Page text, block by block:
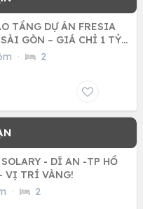
TẦNG DỰ ÁN FRESIA
GÒN – GIÁ CHỈ 1 TỶ
· 2
- DĨ AN -TP HỒ
VỊ TRÍ VÀNG!
· 2